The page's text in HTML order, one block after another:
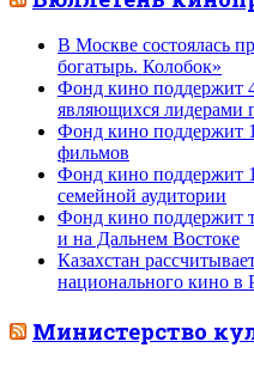
В Москве состоялась
богатырь. Колобок»
Фонд кино поддержит
являющихся лидерами
Фонд кино поддержит
фильмов
Фонд кино поддержит
семейной аудитории
Фонд кино поддержит
и на Дальнем Востоке
Казахстан
национального кино в
Министерство